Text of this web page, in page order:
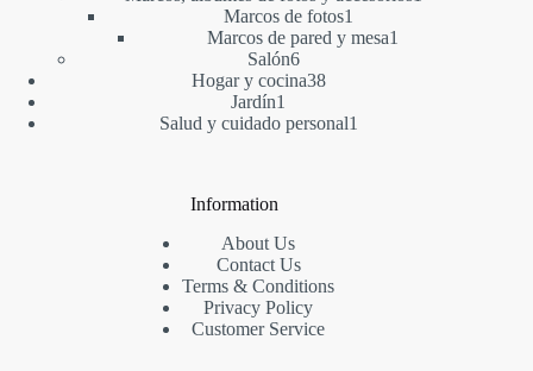
Marcos de fotos1
producto
Marcos de pared y mesa1
Salón66
productos
Hogar y cocina3838
Jardín1
producto
Salud y cuidado personal1
Information
About Us
Contact Us
Terms & Conditions
Privacy Policy
Customer Service